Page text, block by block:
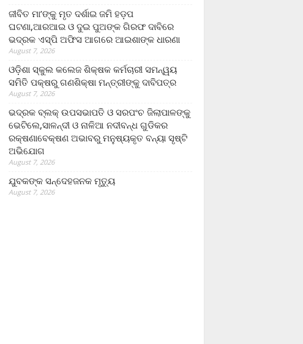
ଜୀବିତ ମା’ଙ୍କୁ ମୃତ ଦର୍ଶାଇ ଜମି ହଡ଼ପ
ଘଟଣା,ଆରଆଇ ଓ ଦୁଇ ପୁଅଙ୍କ ଗିରଫ ଦାବିରେ
ଭଦ୍ରକ ଏସ୍‌ପି ଅଫିସ ଆଗରେ ଆଇଶାଙ୍କ ଧାରଣା
August 7, 2026
ଓଡ଼ିଶା ସ୍କୁଲ କଲେଜ ଶିକ୍ଷକ କର୍ମଚାରୀ ସମନ୍ୱୟ
ସମିତି ପକ୍ଷରୁ ଗଣଶିକ୍ଷା ମନ୍ତ୍ରୀଙ୍କୁ ଦାବିପତ୍ର
August 7, 2026
ଭଦ୍ରକ ବ୍ଲକ୍ ଉପସଭାପତି ଓ ସରପଂଚ ଜିଲାପାଳଙ୍କୁ
ଭେଟିଲେ,ସାଳନ୍ଦୀ ଓ ନାଳିଆ ନଦୀବନ୍ଧ ଗୁଡିକର
ରକ୍ଷଣାବେକ୍ଷଣ ଅଭାବରୁ ମନୁଷ୍ୟକୃତ ବନ୍ୟା ସୃଷ୍ଟି
ଅଭିଯୋଗ
August 7, 2026
ଯୁବକଙ୍କ ସନ୍ଦେହଜନକ ମୃତ୍ୟୁ
August 7, 2026